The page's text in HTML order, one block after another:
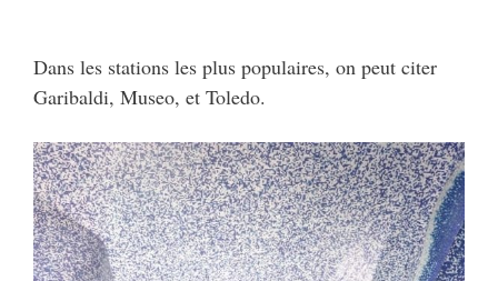
Dans les stations les plus populaires, on peut citer
Garibaldi, Museo, et Toledo.